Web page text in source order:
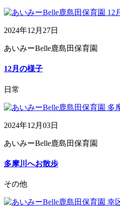
2024年12月27日
あいみーBelle鹿島田保育園
12月の様子
日常
2024年12月03日
あいみーBelle鹿島田保育園
多摩川へお散歩
その他